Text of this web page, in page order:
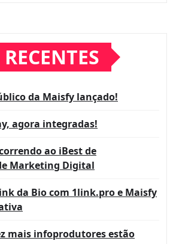
da Maisfy lançado!
agora integradas!
ao iBest de
Marketing Digital
da Bio com 1link.pro e Maisfy
mais infoprodutores estão